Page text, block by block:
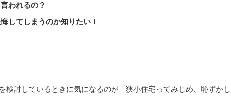
われるの？
してしまうのか知りたい！
検討しているときに気になるのが「狭小住宅ってみじめ、恥ずかし